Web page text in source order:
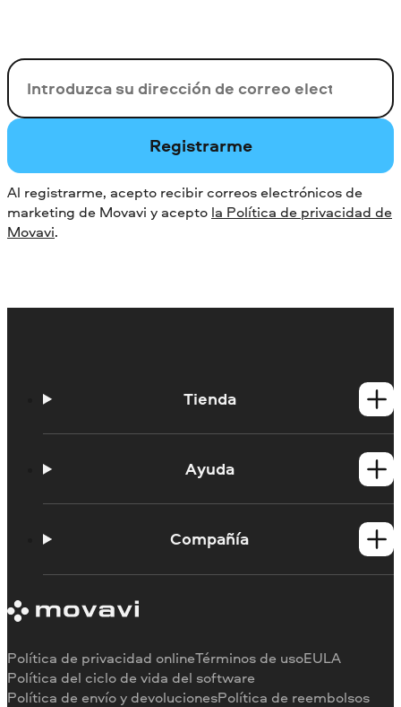
Su correo electrónico
Registrarme
Al registrarme, acepto recibir correos electrónicos de
marketing de Movavi y acepto la Política de privacidad de
Movavi.
Tienda
Productos para MacAyuda
Portal de aprendizaje
Limitaciones de la versión de prueba
Reembolso
Compañía
Testimonios
Por qué elegirnos
Para el trabajo
Política de privacidad onlineTérminos de usoEULA
Política del ciclo de vida del software
Política de envío y devolucionesPolítica de reembolsos